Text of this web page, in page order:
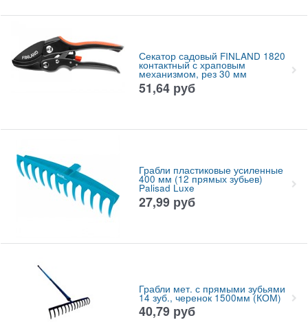
Секатор садовый FINLAND 1820
контактный с храповым
механизмом, рез 30 мм
51,64 руб
Грабли пластиковые усиленные
400 мм (12 прямых зубьев)
Palisad Luxe
27,99 руб
Грабли мет. с прямыми зубьями
14 зуб., черенок 1500мм (КОМ)
40,79 руб